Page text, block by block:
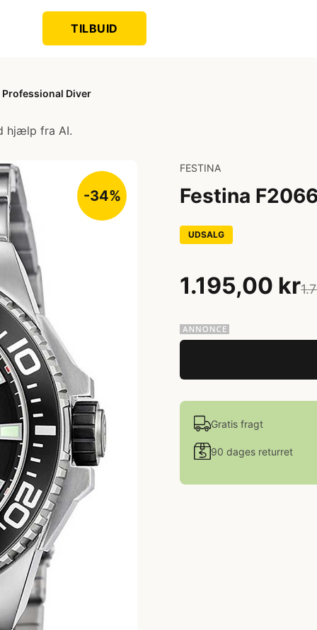
TILBUID
Diver
hjælp fra AI.
-34%
FESTINA
Festina
UDSALG
1.195,00 kr
Gratis fragt
90 dages returret